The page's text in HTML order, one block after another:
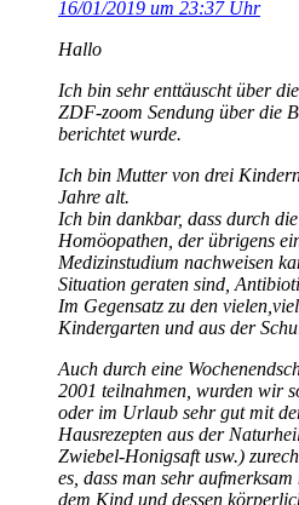
16/01/2019 um 23:37 Uhr
Hallo
Ich bin sehr enttäuscht über
ZDF-zoom Sendung über die
berichtet wurde.
Ich bin Mutter von drei
Jahre alt.
Ich bin dankbar, dass durch
Homöopathen, der übrigens
Medizinstudium nachweisen
Situation geraten sind,
Im Gegensatz zu den
Kindergarten und aus der
Auch durch eine
2001 teilnahmen, wurden wir
oder im Urlaub sehr gut mit
Hausrezepten aus der
Zwiebel-Honigsaft usw.)
es, dass man sehr
dem Kind und dessen